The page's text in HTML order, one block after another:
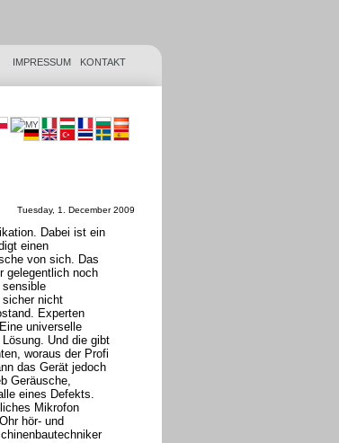
IMPRESSUM KONTAKT
Tuesday, 1. December 2009
Dabei ist ein
einen
von sich. Das
gelegentlich noch
sicher nicht
Experten
universelle
Und die gibt
woraus der Profi
das Gerät jedoch
Geräusche,
eines Defekts.
Mikrofon
hör- und